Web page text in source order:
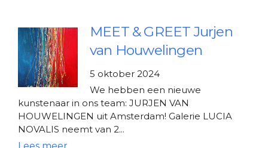
MEET & GREET Jurjen
van Houwelingen
5 oktober 2024
We hebben een nieuwe
kunstenaar in ons team: JURJEN VAN
HOUWELINGEN uit Amsterdam! Galerie LUCIA
NOVALIS neemt van 2...